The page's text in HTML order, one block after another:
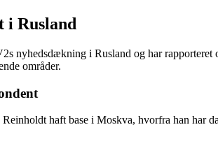
i Rusland
nyhedsdækning i Rusland og har
områder.
haft base i Moskva, hvorfra han